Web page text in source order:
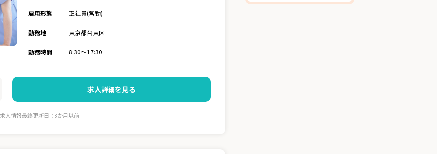
雇用形態 正社員(常勤)
勤務地 東京都台東区
勤務時間 8:30～17:30
求人詳細を見る
求人情報最終更新日：3か月以前